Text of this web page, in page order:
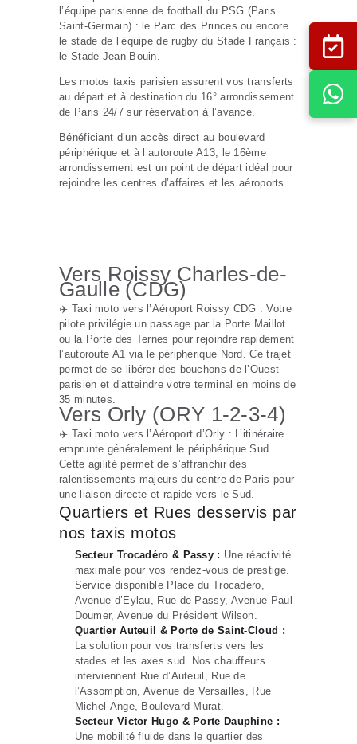
l’équipe parisienne de football du PSG (Paris
Saint-Germain) : le Parc des Princes ou encore
le stade de l’équipe de rugby du Stade Français :
le Stade Jean Bouin.
Les motos taxis parisien assurent vos transferts
au départ et à destination du 16° arrondissement
de Paris 24/7 sur réservation à l’avance.
Bénéficiant d’un accès direct au boulevard
périphérique et à l’autoroute A13, le 16ème
arrondissement est un point de départ idéal pour
rejoindre les centres d’affaires et les aéroports.
Vers Roissy Charles-de-
Gaulle (CDG)
✈️ Taxi moto vers l’Aéroport Roissy CDG : Votre
pilote privilégie un passage par la Porte Maillot
ou la Porte des Ternes pour rejoindre rapidement
l’autoroute A1 via le périphérique Nord. Ce trajet
permet de se libérer des bouchons de l’Ouest
parisien et d’atteindre votre terminal en moins de
35 minutes.
Vers Orly (ORY 1-2-3-4)
✈️ Taxi moto vers l’Aéroport d’Orly : L’itinéraire
emprunte généralement le périphérique Sud.
Cette agilité permet de s’affranchir des
ralentissements majeurs du centre de Paris pour
une liaison directe et rapide vers le Sud.
Quartiers et Rues desservis par
nos taxis motos
Secteur Trocadéro & Passy : Une réactivité
maximale pour vos rendez-vous de prestige.
Service disponible Place du Trocadéro,
Avenue d’Eylau, Rue de Passy, Avenue Paul
Doumer, Avenue du Président Wilson.
Quartier Auteuil & Porte de Saint-Cloud :
La solution pour vos transferts vers les
stades et les axes sud. Nos chauffeurs
interviennent Rue d’Auteuil, Rue de
l’Assomption, Avenue de Versailles, Rue
Michel-Ange, Boulevard Murat.
Secteur Victor Hugo & Porte Dauphine :
Une mobilité fluide dans le quartier des